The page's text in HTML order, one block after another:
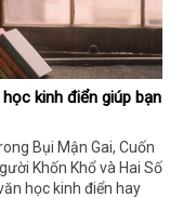
kinh điển giúp bạn
Bụi Mận Gai, Cuốn
Khốn Khổ và Hai Số
học kinh điển hay